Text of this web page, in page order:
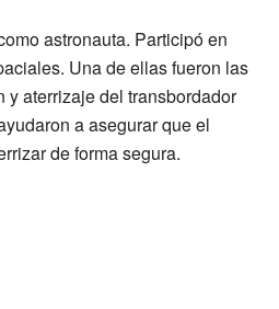
astronauta. Participó en
Una de ellas fueron las
y aterrizaje del transbordador
a asegurar que el
de forma segura.